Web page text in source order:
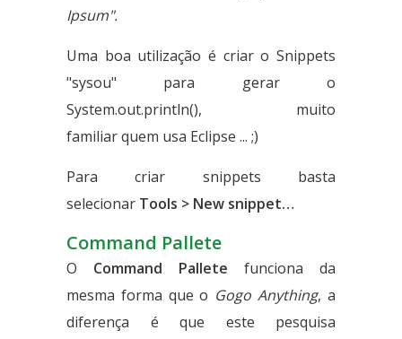
Ipsum".
Uma boa utilização é criar o Snippets
"sysou" para gerar o
System.out.println(), muito
familiar quem usa Eclipse ... ;)
Para criar snippets basta
selecionar Tools > New snippet…
Command Pallete
O Command Pallete funciona da
mesma forma que o Gogo Anything, a
diferença é que este pesquisa